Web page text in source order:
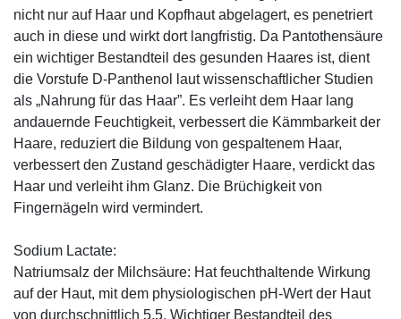
nicht nur auf Haar und Kopfhaut abgelagert, es penetriert
auch in diese und wirkt dort langfristig. Da Pantothensäure
ein wichtiger Bestandteil des gesunden Haares ist, dient
die Vorstufe D-Panthenol laut wissenschaftlicher Studien
als „Nahrung für das Haar”. Es verleiht dem Haar lang
andauernde Feuchtigkeit, verbessert die Kämmbarkeit der
Haare, reduziert die Bildung von gespaltenem Haar,
verbessert den Zustand geschädigter Haare, verdickt das
Haar und verleiht ihm Glanz. Die Brüchigkeit von
Fingernägeln wird vermindert.
Sodium Lactate:
Natriumsalz der Milchsäure: Hat feuchthaltende Wirkung
auf der Haut, mit dem physiologischen pH-Wert der Haut
von durchschnittlich 5,5. Wichtiger Bestandteil des